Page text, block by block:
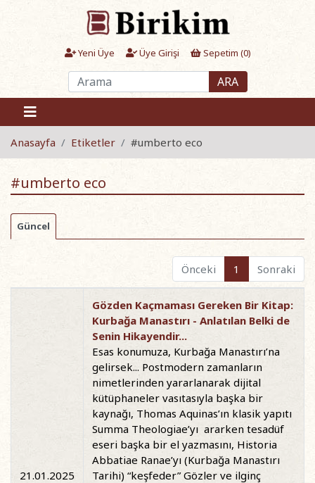
Yeni Üye Üye Girişi Sepetim (0)
ARA
Anasayfa Etiketler #umberto eco
#umberto eco
Güncel
Önceki 1 Sonraki
21.01.2025
Gözden Kaçmaması Gereken Bir Kitap:
Kurbağa Manastırı - Anlatılan Belki de
Senin Hikayendir...
Esas konumuza, Kurbağa Manastırı’na
gelirsek... Postmodern zamanların
nimetlerinden yararlanarak dijital
kütüphaneler vasıtasıyla başka bir
kaynağı, Thomas Aquinas’ın klasik yapıtı
Summa Theologiae’yı ararken tesadüf
eseri başka bir el yazmasını, Historia
Abbatiae Ranae’yı (Kurbağa Manastırı
Tarihi) “keşfeder” Gözler ve ilginç